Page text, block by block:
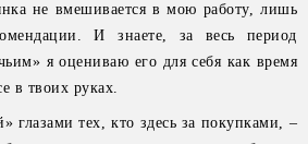
не вмешивается в мою работу, лишь
И знаете, за весь период
я оцениваю его для себя как время
в твоих руках.
глазами тех, кто здесь за покупками, –